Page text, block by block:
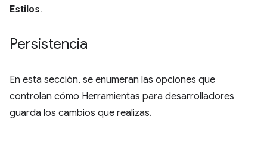
Estilos.
Persistencia
En esta sección, se enumeran las opciones que
controlan cómo Herramientas para desarrolladores
guarda los cambios que realizas.